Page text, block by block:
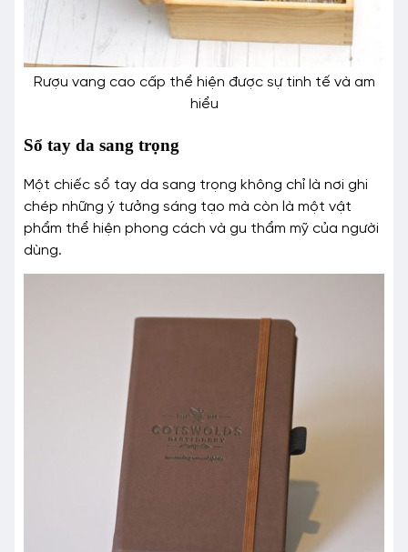
Rượu vang cao cấp thể hiện được sự tinh tế và am
hiểu
Sổ tay da sang trọng
Một chiếc sổ tay da sang trọng không chỉ là nơi ghi
chép những ý tưởng sáng tạo mà còn là một vật
phẩm thể hiện phong cách và gu thẩm mỹ của người
dùng.